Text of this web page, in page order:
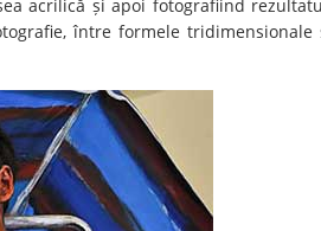
acrilică și apoi fotografiind
între formele tridimensionale